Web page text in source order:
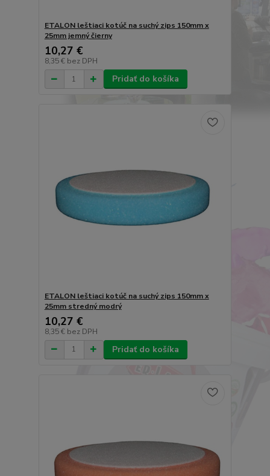
ETALON leštiaci kotúč na suchý zips 150mm x
25mm jemný čierny
10,27 €
8,35 € bez DPH
Pridať do košíka
ETALON leštiaci kotúč na suchý zips 150mm x
25mm stredný modrý
10,27 €
8,35 € bez DPH
Pridať do košíka